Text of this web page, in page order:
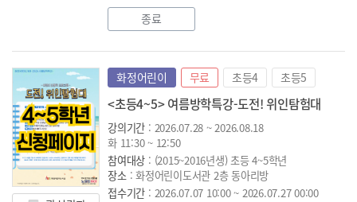
종료
화정어린이 무료 초등4 초등5
<초등4~5> 여름방학특강-도전! 위인탐험대
강의기간 : 2026.07.28 ~ 2026.08.18
화 11:30 ~ 12:50
참여대상 : (2015~2016년생) 초등 4~5학년
장소 : 화정어린이도서관 2층 동아리방
접수기간 : 2026.07.07 10:00 ~ 2026.07.27 00:00